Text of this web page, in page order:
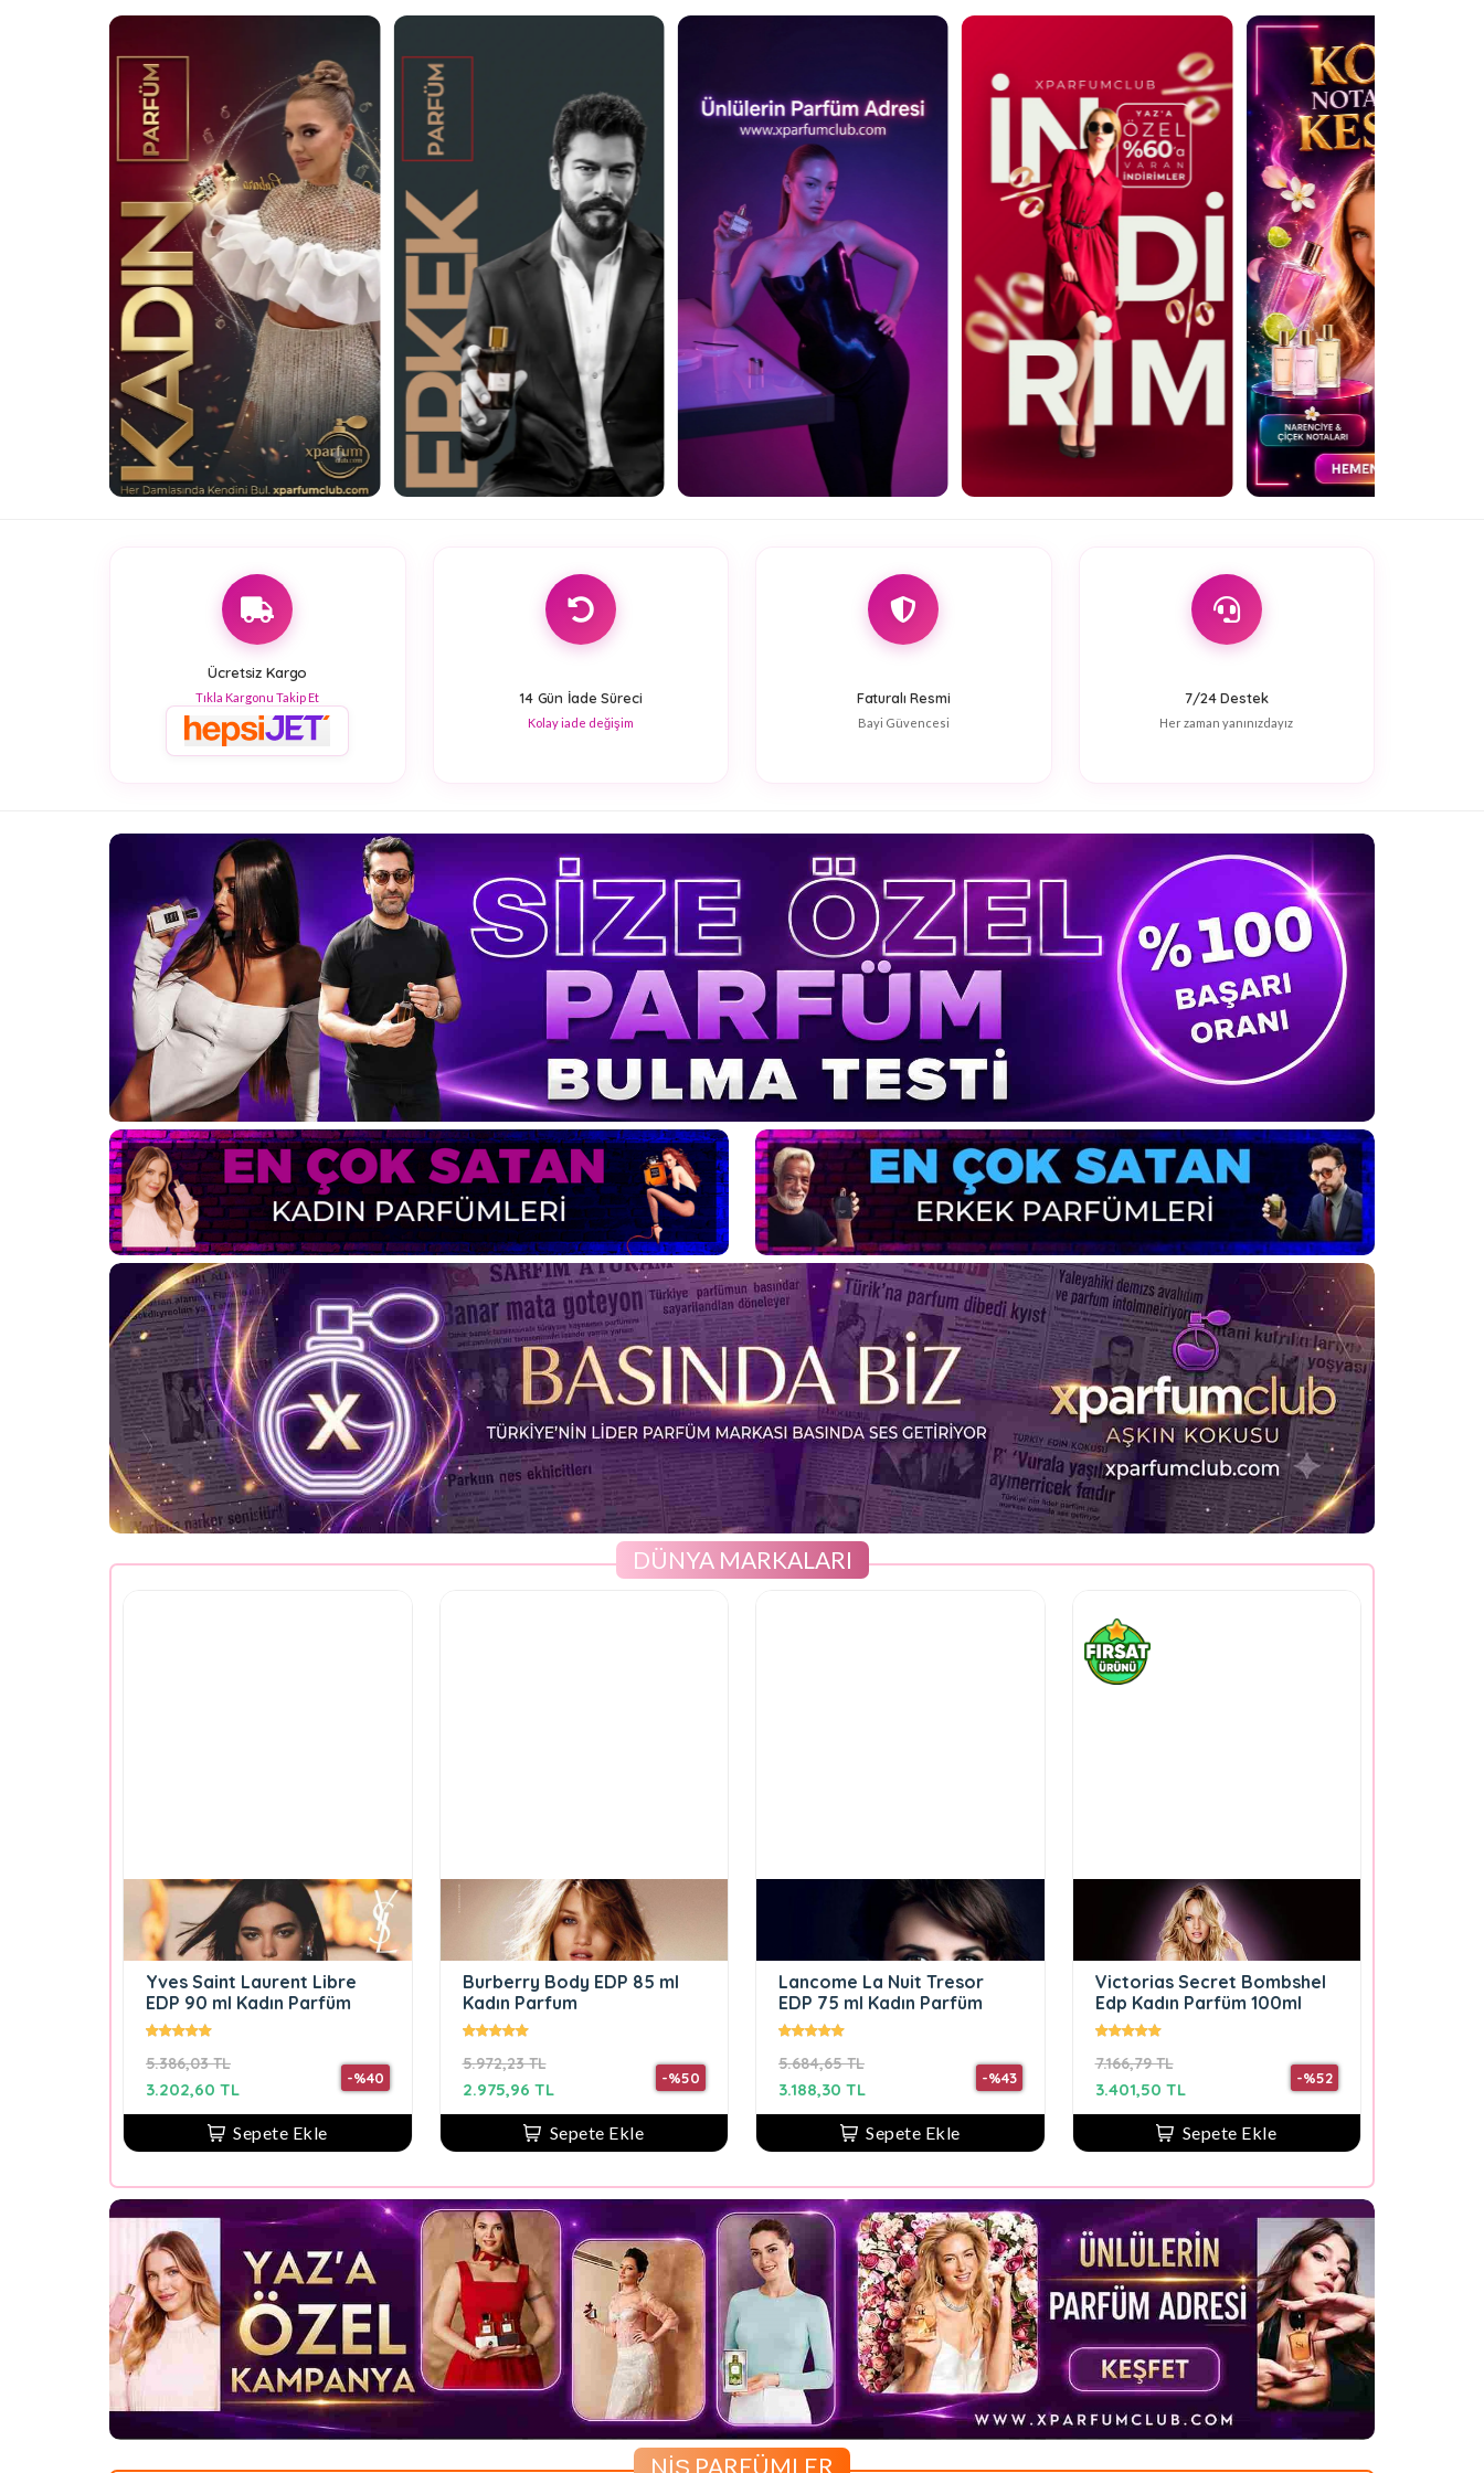
Ücretsiz Kargo
Tıkla Kargonu Takip Et 14 Gün İade Süreci
Kolay iade değişim
Faturalı Resmi
Bayi Güvencesi
7/24 Destek
Her zaman yanınızdayız
DÜNYA MARKALARI
Yves Saint Laurent Libre
EDP 90 ml Kadın Parfüm
5.386,03 TL
-%40
3.202,60 TL
Sepete Ekle
Burberry Body EDP 85 ml
Kadın Parfum
5.972,23 TL
-%50
2.975,96 TL
Sepete Ekle
Lancome La Nuit Tresor
EDP 75 ml Kadın Parfüm
5.684,65 TL
-%43
3.188,30 TL
Sepete Ekle
Victorias Secret Bombshel
Edp Kadın Parfüm 100ml
7.166,79 TL
-%52
3.401,50 TL
Sepete Ekle
NİŞ PARFÜMLER